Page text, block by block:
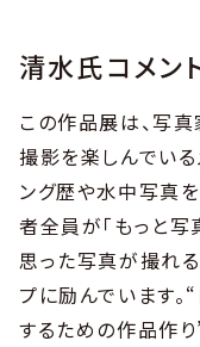
清水氏コメン
この作品展は、写
撮影を楽しんでい
ング歴や水中写真
者全員が「もっと写
思った写真が撮れる
プに励んでいます
するための作品作